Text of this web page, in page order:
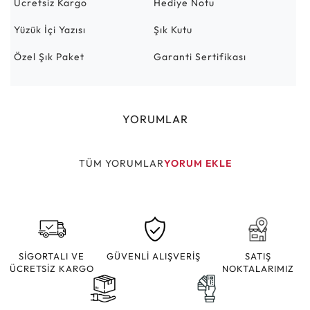
Ücretsiz Kargo Hediye Notu
Yüzük İçi Yazısı Şık Kutu
Özel Şık Paket Garanti Sertifikası
YORUMLAR
TÜM YORUMLARYORUM EKLE
SİGORTALI VE
ÜCRETSİZ KARGO
GÜVENLİ ALIŞVERİŞ
SATIŞ
NOKTALARIMIZ